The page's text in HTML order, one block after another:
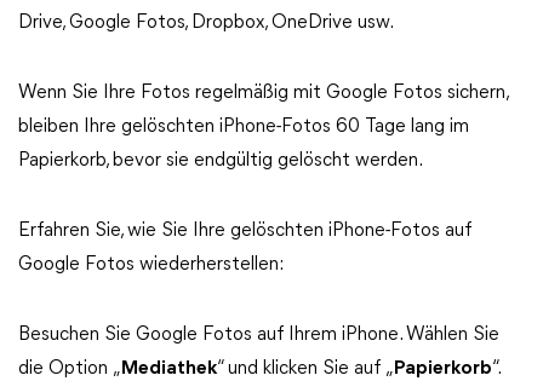
Drive, Google Fotos, Dropbox, OneDrive usw.
Wenn Sie Ihre Fotos regelmäßig mit Google Fotos sichern,
bleiben Ihre gelöschten iPhone-Fotos 60 Tage lang im
Papierkorb, bevor sie endgültig gelöscht werden.
Erfahren Sie, wie Sie Ihre gelöschten iPhone-Fotos auf
Google Fotos wiederherstellen:
Besuchen Sie Google Fotos auf Ihrem iPhone. Wählen Sie
die Option „ Mediathek“ und klicken Sie auf „ Papierkorb“.